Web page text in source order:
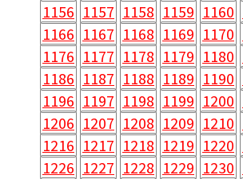
1156 1157 1158 1159 1160
1166 1167 1168 1169 1170
1176 1177 1178 1179 1180
1186 1187 1188 1189 1190
1196 1197 1198 1199 1200
1206 1207 1208 1209 1210
1216 1217 1218 1219 1220
1226 1227 1228 1229 1230